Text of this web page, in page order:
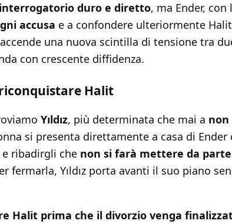
interrogatorio duro e diretto, ma Ender, con
accusa e a confondere ulteriormente
una nuova scintilla di tensione tra
con crescente diffidenza.
Halit
Yıldız, più determinata che mai a non
si presenta direttamente a casa di Ender
ribadirgli che non si farà mettere da parte
fermarla, Yıldız porta avanti il suo piano
Halit prima che il divorzio venga